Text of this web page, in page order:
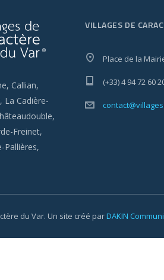
Callian,
La Cadière-
Freinet,
Pallières,
VILLAGES DE
Place de la
(+33) 4 94 72 60
du Var. Un site créé parDAKIN